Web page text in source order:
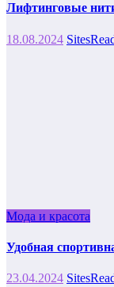
Лифтинговые
18.08.2024
Мода и красота
Удобная
23.04.2024